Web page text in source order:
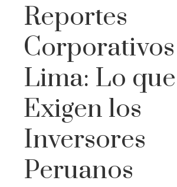
Reportes
Lima: Lo que
Exigen los
Inversores
Peruanos